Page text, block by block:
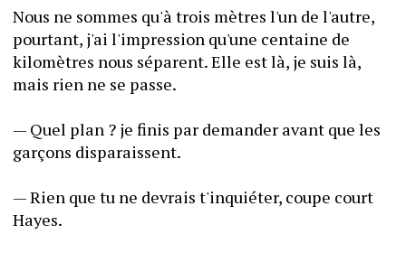
Nous ne sommes qu'à trois mètres l'un de l'autre,
pourtant, j'ai l'impression qu'une centaine de
kilomètres nous séparent. Elle est là, je suis là,
mais rien ne se passe.
— Quel plan ? je finis par demander avant que les
garçons disparaissent.
— Rien que tu ne devrais t'inquiéter, coupe court
Hayes.